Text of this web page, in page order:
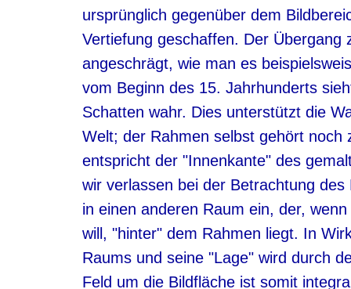
ursprünglich gegenüber dem
Vertiefung geschaffen. Der Übergang
angeschrägt, wie man es
vom Beginn des 15. Jahrhunderts
Schatten wahr. Dies unterstützt die
Welt; der Rahmen selbst gehört noch
entspricht der "Innenkante" des
wir verlassen bei der Betrachtung
in einen anderen Raum ein, der,
will, "hinter" dem Rahmen liegt. In
Raums und seine "Lage" wird durch
Feld um die Bildfläche ist somit